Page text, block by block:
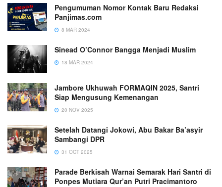
Pengumuman Nomor Kontak Baru Redaksi
Panjimas.com
8 MAR 2024
Sinead O’Connor Bangga Menjadi Muslim
18 MAR 2024
Jambore Ukhuwah FORMAQIN 2025, Santri
Siap Mengusung Kemenangan
20 NOV 2025
Setelah Datangi Jokowi, Abu Bakar Ba’asyir
Sambangi DPR
31 OCT 2025
Parade Berkisah Warnai Semarak Hari Santri di
Ponpes Mutiara Qur’an Putri Pracimantoro